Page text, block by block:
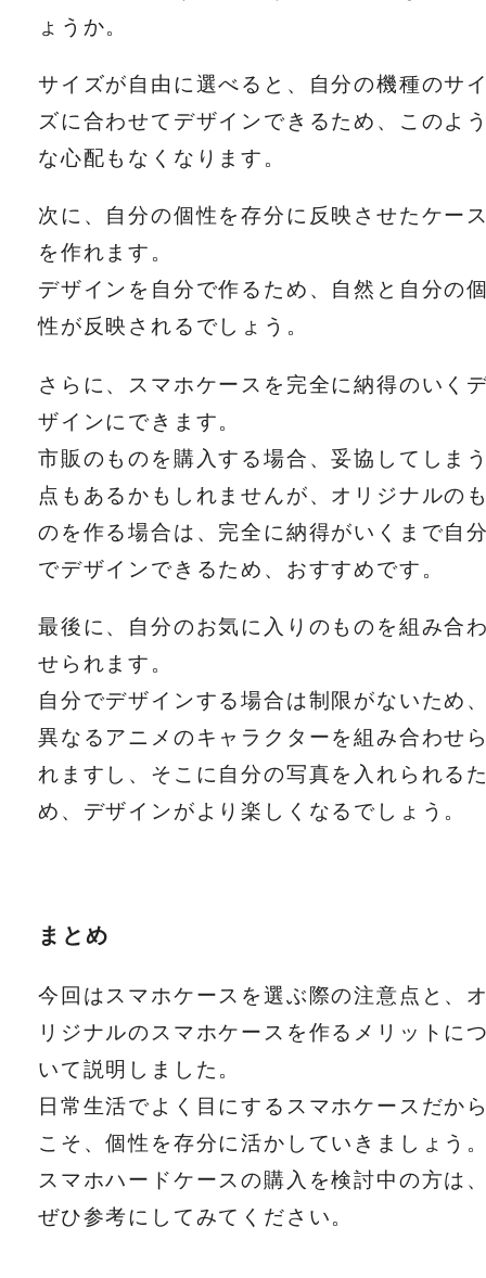
ょうか。
サイズが自由に選べると、自分の機種のサ
ズに合わせてデザインできるため、このよ
な心配もなくなります。
次に、自分の個性を存分に反映させたケー
を作れます。
デザインを自分で作るため、自然と自分の
性が反映されるでしょう。
さらに、スマホケースを完全に納得のいく
ザインにできます。
市販のものを購入する場合、妥協してしま
点もあるかもしれませんが、オリジナルの
のを作る場合は、完全に納得がいくまで自
でデザインできるため、おすすめです。
最後に、自分のお気に入りのものを組み合
せられます。
自分でデザインする場合は制限がないため
異なるアニメのキャラクターを組み合わせ
れますし、そこに自分の写真を入れられる
め、デザインがより楽しくなるでしょう。
まとめ
今回はスマホケースを選ぶ際の注意点と、
リジナルのスマホケースを作るメリットに
いて説明しました。
日常生活でよく目にするスマホケースだか
こそ、個性を存分に活かしていきましょう
スマホハードケースの購入を検討中の方は
ぜひ参考にしてみてください。